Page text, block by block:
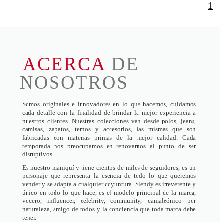
1
ACERCA DE
NOSOTROS
Somos originales e innovadores en lo que hacemos, cuidamos
cada detalle con la finalidad de brindar la mejor experiencia a
nuestros clientes. Nuestras colecciones van desde polos, jeans,
camisas, zapatos, ternos y accesorios, las mismas que son
fabricadas con materias primas de la mejor calidad. Cada
temporada nos preocupamos en renovarnos al punto de ser
disruptivos.
Es nuestro maniquí y tiene cientos de miles de seguidores, es un
personaje que representa la esencia de todo lo que queremos
vender y se adapta a cualquier coyuntura. Slendy es irreverente y
único en todo lo que hace, es el modelo principal de la marca,
vocero, influencer, celebrity, community, camaleónico por
naturaleza, amigo de todos y la conciencia que toda marca debe
tener.